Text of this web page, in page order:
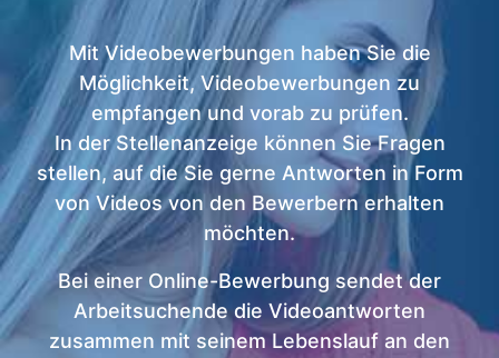
Mit Videobewerbungen haben Sie die
Möglichkeit, Videobewerbungen zu
empfangen und vorab zu prüfen.
In der Stellenanzeige können Sie Fragen
stellen, auf die Sie gerne Antworten in Form
von Videos von den Bewerbern erhalten
möchten.
Bei einer Online-Bewerbung sendet der
Arbeitsuchende die Videoantworten
zusammen mit seinem Lebenslauf an den